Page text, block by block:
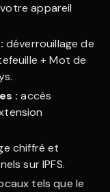
appareil
déverrouillage de
+ Mot de
: accès
chiffré et
sur IPFS.
tels que le